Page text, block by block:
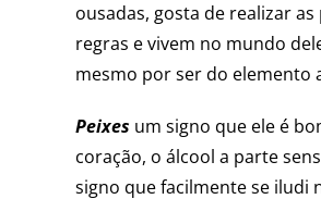
ousadas, gosta de realizar
regras e vivem no mundo
mesmo por ser do elemento
Peixes um signo que ele é
coração, o álcool a parte
signo que facilmente se iludi